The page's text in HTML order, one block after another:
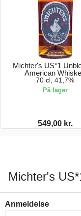
Michter's US*1
American
70 cl, 41,7%
På lager
549,00 kr.
Michter's
Anmeldelse